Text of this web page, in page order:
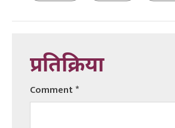
प्रतिक्रिया
Comment*